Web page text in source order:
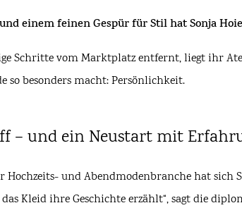
einem feinen Gespür für Stil hat Sonja
Schritte vom Marktplatz entfernt, liegt ihr
so besonders macht: Persönlichkeit.
– und ein Neustart mit
Hochzeits- und Abendmodenbranche hat
Kleid ihre Geschichte erzählt“, sagt die